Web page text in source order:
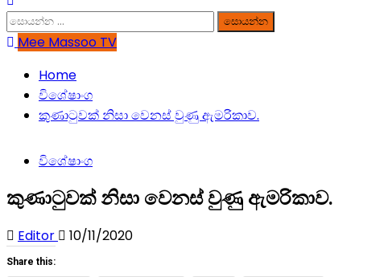
සොයන්න:
Mee Massoo TV
Home
විශේෂාංග
කුණාටුවක් නිසා වෙනස් වුණු ඇමරිකාව.
විශේෂාංග
කුණාටුවක් නිසා වෙනස් වුණු ඇමරිකාව.
Editor 10/11/2020
Share this: